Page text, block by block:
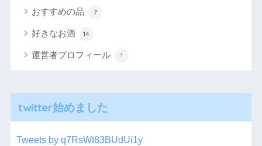
おすすめの品 7
好きなお酒 14
運営者プロフィール 1
twitter始めました
Tweets by q7RsWt83BUdUi1y